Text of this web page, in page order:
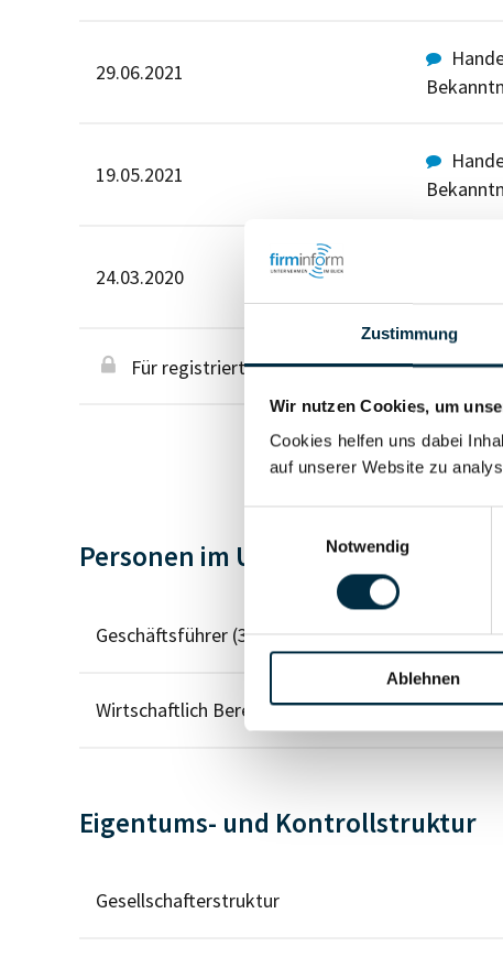
Zustimmung
Wir nutzen Cookies, um
Cookies helfen uns dabei
auf unserer Website zu
Notwendig
Ablehnen
29.06.2021
19.05.2021
24.03.2020
Für registrierte Nutzer
Personen im Unternehmen
Geschäftsführer (3)
Wirtschaftlich Berechtigter
Eigentums- und Kontrollstruktur
Gesellschafterstruktur